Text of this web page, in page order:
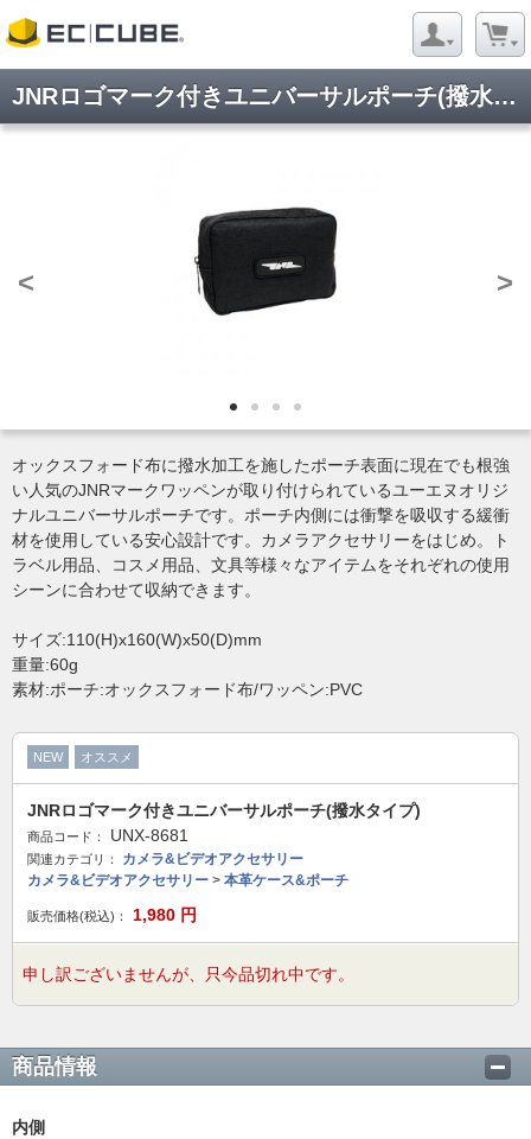
JNRロゴマーク付きユニバーサルポーチ(撥水タイプ)
< >
オックスフォード布に撥水加工を施したポーチ表面に現在でも根強
い人気のJNRマークワッペンが取り付けられているユーエヌオリジ
ナルユニバーサルポーチです。ポーチ内側には衝撃を吸収する緩衝
材を使用している安心設計です。カメラアクセサリーをはじめ。ト
ラベル用品、コスメ用品、文具等様々なアイテムをそれぞれの使用
シーンに合わせて収納できます。
サイズ:110(H)x160(W)x50(D)mm
重量:60g
素材:ポーチ:オックスフォード布/ワッペン:PVC
NEW オススメ
JNRロゴマーク付きユニバーサルポーチ(撥水タイプ)
商品コード： UNX-8681
関連カテゴリ：
カメラ&ビデオアクセサリー
カメラ&ビデオアクセサリー > 本革ケース&ポーチ
販売価格(税込)： 1,980 円
申し訳ございませんが、只今品切れ中です。
商品情報
内側